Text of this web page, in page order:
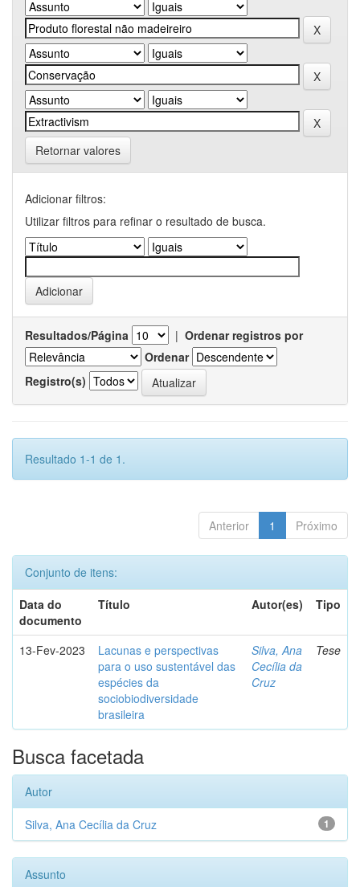
Retornar valores
Adicionar filtros:
Utilizar filtros para refinar o resultado de busca.
Resultados/Página | Ordenar registros por
Ordenar
Registro(s)
Resultado 1-1 de 1.
Anterior 1 Próximo
Conjunto de itens:
Data do
documento
Título Autor(es) Tipo
13-Fev-2023
Lacunas e perspectivas
para o uso sustentável das
espécies da
sociobiodiversidade
brasileira
Silva, Ana
Cecília da
Cruz
Tese
Busca facetada
Autor
1
Silva, Ana Cecília da Cruz
Assunto